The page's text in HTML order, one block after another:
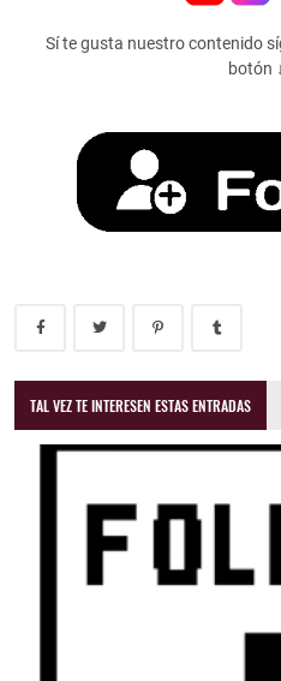
Sí te gusta nuestro contenido
botón
TAL VEZ TE INTERESEN ESTAS ENTRADAS